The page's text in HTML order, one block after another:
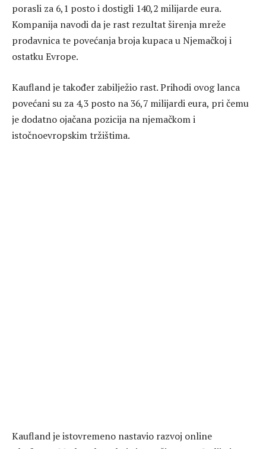
porasli za 6,1 posto i dostigli 140,2 milijarde eura.
Kompanija navodi da je rast rezultat širenja mreže
prodavnica te povećanja broja kupaca u Njemačkoj i
ostatku Evrope.
Kaufland je također zabilježio rast. Prihodi ovog lanca
povećani su za 4,3 posto na 36,7 milijardi eura, pri čemu
je dodatno ojačana pozicija na njemačkom i
istočnoevropskim tržištima.
Kaufland je istovremeno nastavio razvoj online